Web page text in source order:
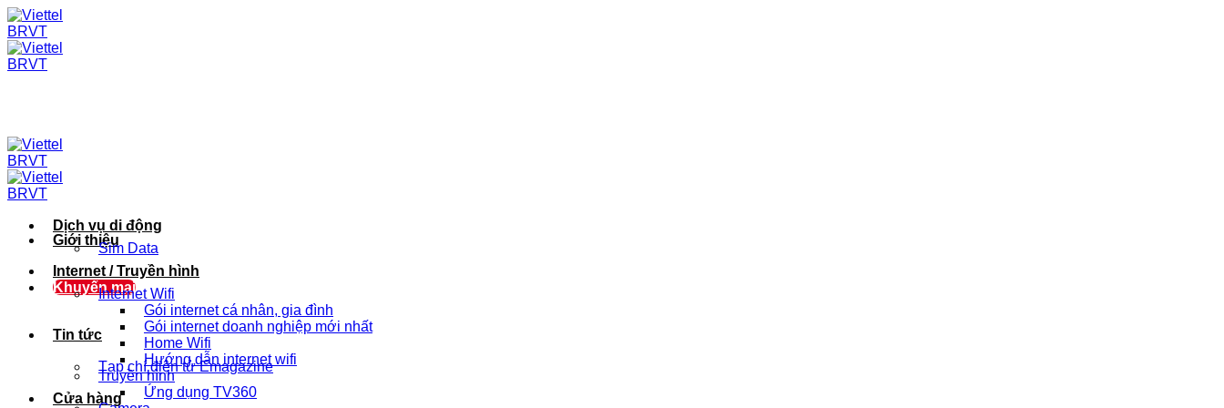
Skip
to
content
Giới thiệu
Khuyến mại
Tin tức
Tạp chí điện tử Emagazine
Cửa hàng
Dịch vụ di động
Sim Data
Internet / Truyền hình
Internet Wifi
Gói internet cá nhân, gia đình
Gói internet doanh nghiệp mới nhất
Home Wifi
Hướng dẫn internet wifi
Truyền hình
Ứng dụng TV360